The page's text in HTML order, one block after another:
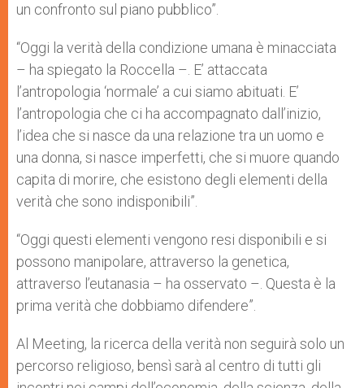
un confronto sul piano pubblico”.
“Oggi la verità della condizione umana è minacciata
– ha spiegato la Roccella –. E’ attaccata
l’antropologia ‘normale’ a cui siamo abituati. E’
l’antropologia che ci ha accompagnato dall’inizio,
l’idea che si nasce da una relazione tra un uomo e
una donna, si nasce imperfetti, che si muore quando
capita di morire, che esistono degli elementi della
verità che sono indisponibili”.
“Oggi questi elementi vengono resi disponibili e si
possono manipolare, attraverso la genetica,
attraverso l’eutanasia – ha osservato –. Questa è la
prima verità che dobbiamo difendere”.
Al Meeting, la ricerca della verità non seguirà solo un
percorso religioso, bensì sarà al centro di tutti gli